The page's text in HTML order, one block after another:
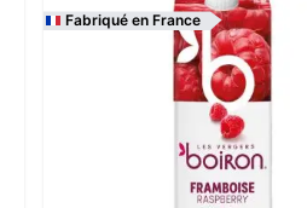
Fabriqué en France
Les conditionnements